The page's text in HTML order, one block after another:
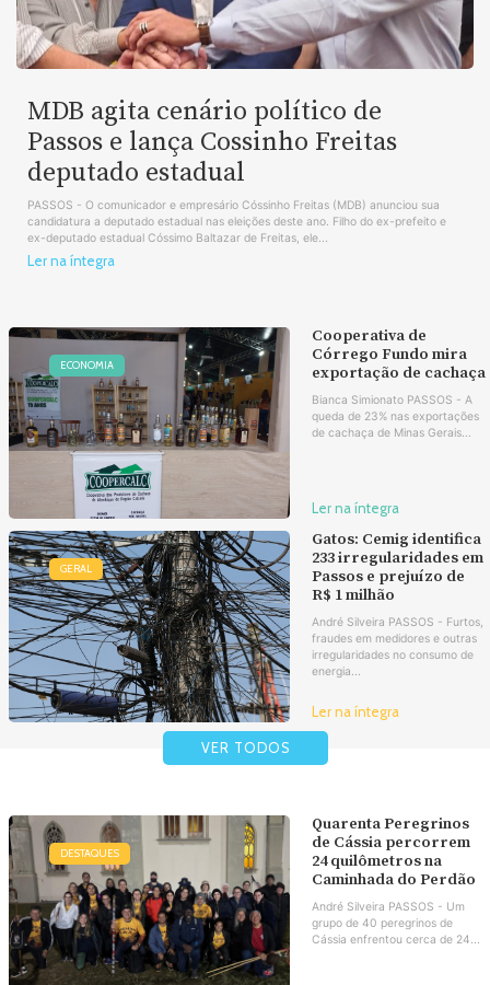
MDB agita cenário político de
Passos e lança Cossinho Freitas
deputado estadual
PASSOS - O comunicador e empresário Cóssinho Freitas (MDB) anunciou sua
candidatura a deputado estadual nas eleições deste ano. Filho do ex-prefeito e
ex-deputado estadual Cóssimo Baltazar de Freitas, ele...
Ler na íntegra
ECONOMIA
Cooperativa de
Córrego Fundo mira
exportação de cachaça
Bianca Simionato PASSOS - A
queda de 23% nas exportações
de cachaça de Minas Gerais...
Ler na íntegra
GERAL
Gatos: Cemig identifica
233 irregularidades em
Passos e prejuízo de
R$ 1 milhão
André Silveira PASSOS - Furtos,
fraudes em medidores e outras
irregularidades no consumo de
energia...
Ler na íntegra
VER TODOS
DESTAQUES
Quarenta Peregrinos
de Cássia percorrem
24 quilômetros na
Caminhada do Perdão
André Silveira PASSOS - Um
grupo de 40 peregrinos de
Cássia enfrentou cerca de 24...